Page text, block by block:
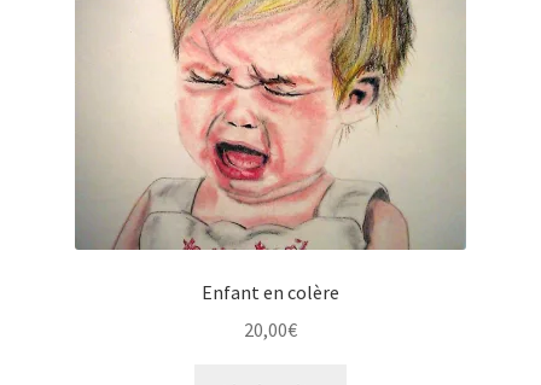
Enfant en colère
20,00€